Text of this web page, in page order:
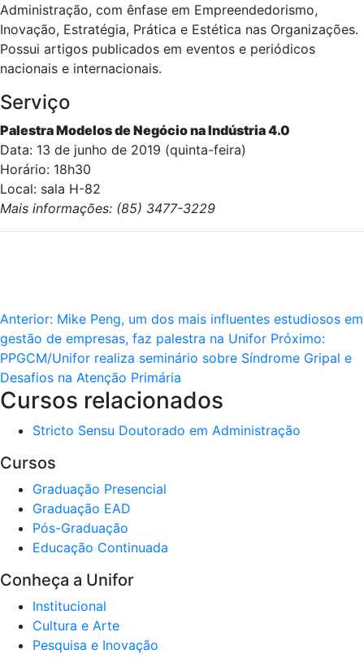
Administração, com ênfase em Empreendedorismo,
Inovação, Estratégia, Prática e Estética nas Organizações.
Possui artigos publicados em eventos e periódicos
nacionais e internacionais.
Serviço
Palestra Modelos de Negócio na Indústria 4.0
Data: 13 de junho de 2019 (quinta-feira)
Horário: 18h30
Local: sala H-82
Mais informações: (85) 3477-3229
Anterior: Mike Peng, um dos mais influentes estudiosos em
gestão de empresas, faz palestra na Unifor Próximo:
PPGCM/Unifor realiza seminário sobre Síndrome Gripal e
Desafios na Atenção Primária
Cursos relacionados
Stricto Sensu Doutorado em Administração
Cursos
Graduação Presencial
Graduação EAD
Pós-Graduação
Educação Continuada
Conheça a Unifor
Institucional
Cultura e Arte
Pesquisa e Inovação